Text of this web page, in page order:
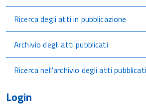
Ricerca degli atti in pubblicazione
Archivio degli atti pubblicati
Ricerca nell'archivio degli atti pubblicati
Login